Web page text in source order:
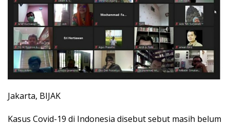
Jakarta, BIJAK
Kasus Covid-19 di Indonesia disebut sebut masih belum